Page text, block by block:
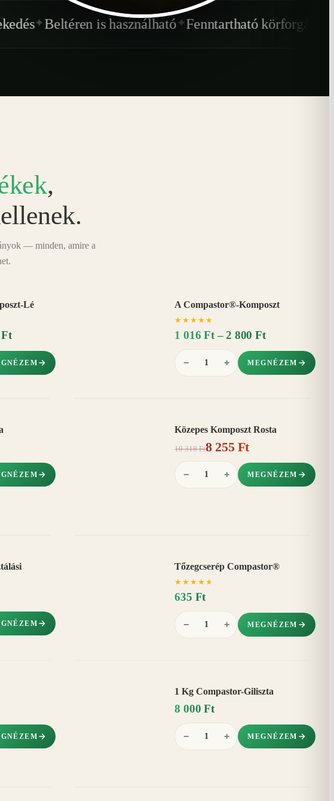
✦Fenntartható körforgás✦Gyorsabb lebomlás
,
— minden, amire a
Lé
Ft
A Compastor®-Komposzt
★ ★ ★ ★ ★
1 016 Ft – 2 800 Ft
− + MEGNÉZEM
Közepes Komposzt Rosta
10 318 Ft8 255 Ft
− + MEGNÉZEM
Tőzegcserép Compastor®
★ ★ ★ ★ ★
635 Ft
− + MEGNÉZEM
1 Kg Compastor-Giliszta
8 000 Ft
− + MEGNÉZEM